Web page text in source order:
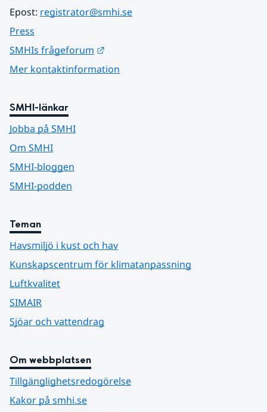
Epost: registrator@smhi.se
Press
SMHIs frågeforum
Mer kontaktinformation
SMHI-länkar
Jobba på SMHI
Om SMHI
SMHI-bloggen
SMHI-podden
Teman
Havsmiljö i kust och hav
Kunskapscentrum för klimatanpassning
Luftkvalitet
SIMAIR
Sjöar och vattendrag
Om webbplatsen
Tillgänglighetsredogörelse
Kakor på smhi.se